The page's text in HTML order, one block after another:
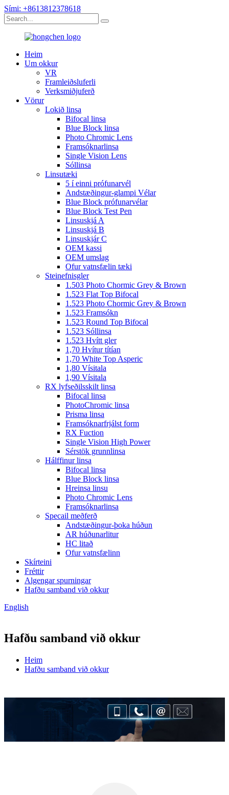
Sími: +8613812378618
Heim
Um okkur
VR
Framleiðsluferli
Verksmiðjuferð
Vörur
Lokið linsa
Bifocal linsa
Blue Block linsa
Photo Chromic Lens
Framsóknarlinsa
Single Vision Lens
Sóllinsa
Linsutæki
5 í einni prófunarvél
Andstæðingur-glampi Vélar
Blue Block prófunarvélar
Blue Block Test Pen
Linsuskjá A
Linsuskjá B
Linsuskjár C
OEM kassi
OEM umslag
Ofur vatnsfælin tæki
Steinefnisgler
1.503 Photo Chormic Grey & Brown
1.523 Flat Top Bifocal
1.523 Photo Chormic Grey & Brown
1.523 Framsókn
1.523 Round Top Bifocal
1.523 Sóllinsa
1.523 Hvítt gler
1,70 Hvítur títían
1,70 White Top Asperic
1,80 Vísitala
1,90 Vísitala
RX lyfseðilsskilt linsa
Bifocal linsa
PhotoChromic linsa
Prisma linsa
Framsóknarfrjálst form
RX Fuction
Single Vision High Power
Sérstök grunnlinsa
Hálffinur linsa
Bifocal linsa
Blue Block linsa
Hreinsa linsu
Photo Chromic Lens
Framsóknarlinsa
Specail meðferð
Andstæðingur-þoka húðun
AR húðunarlitur
HC litað
Ofur vatnsfælinn
Skírteini
Fréttir
Algengar spurningar
Hafðu samband við okkur
English
Hafðu samband við okkur
Heim
Hafðu samband við okkur